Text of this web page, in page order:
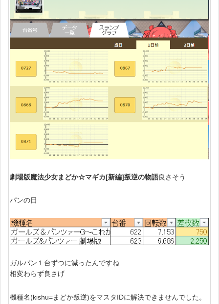
劇場版魔法少女まどか☆マギカ[新編]叛逆の物語良さそう
パンの日
ガルパン１台ずつに減ったんですね
相変わらず良さげ
機種名(kishu=まどか叛逆)をマスタIDに解決できませんでした。